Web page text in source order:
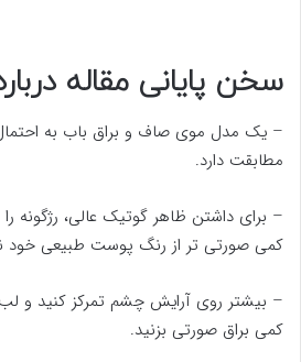
سخن پایانی مقاله
– یک مدل موی صاف و براق باب به احتمال
مطابقت دارد.
– برای داشتن ظاهر گوتیک عالی، رژگونه را
کمی صورتی تر از رنگ پوست طبیعی خود
– بیشتر روی آرایش چشم تمرکز کنید و لب
کمی براق صورتی بزنید.